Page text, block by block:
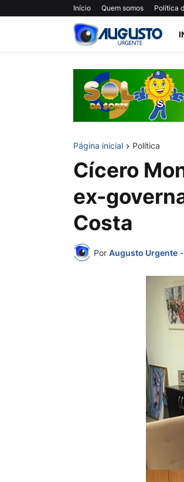
Início Quem somos Política
Página inicial Política
Cícero
ex-
Costa
Por Augusto Urgente -